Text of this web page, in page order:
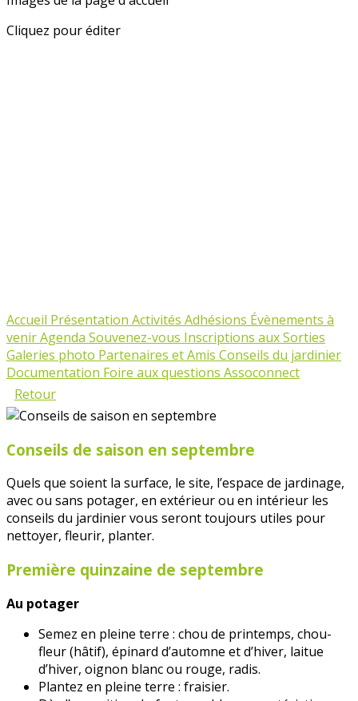
Cliquez pour éditer
Accueil Présentation Activités Adhésions Évènements à
venirAgenda Souvenez-vous Inscriptions aux Sorties
Galeries photo Partenaires et Amis Conseils du jardinier
Documentation Foire aux questions Assoconnect
Retour
Conseils de saison en septembre
Quels que soient la surface, le site, l’espace de jardinage,
avec ou sans potager, en extérieur ou en intérieur les
conseils du jardinier vous seront toujours utiles pour
nettoyer, fleurir, planter.
Première quinzaine de septembre
Au potager
Semez en pleine terre : chou de printemps, chou-
fleur (hâtif), épinard d’automne et d’hiver, laitue
d’hiver, oignon blanc ou rouge, radis.
Plantez en pleine terre : fraisier.